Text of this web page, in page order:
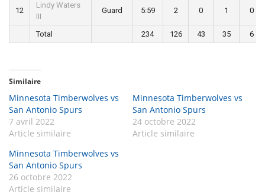
12
Lindy Waters
III
Guard 5:59 2 0 1 0
Total 234 126 43 35 6
Similaire
Minnesota Timberwolves vs
San Antonio Spurs
7 avril 2022
Article similaire
Minnesota Timberwolves vs
San Antonio Spurs
24 octobre 2022
Article similaire
Minnesota Timberwolves vs
San Antonio Spurs
26 octobre 2022
Article similaire